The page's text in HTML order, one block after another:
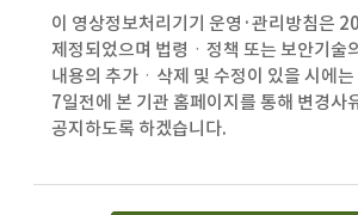
이 영상정보처리기기 운영·관리방침은
제정되었으며 법령ㆍ정책 또는 보안기술
내용의 추가ㆍ삭제 및 수정이 있을 시에
7일전에 본 기관 홈페이지를 통해 변경사
공지하도록 하겠습니다.